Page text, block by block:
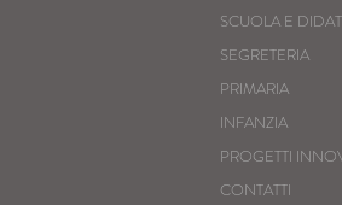
SCUOLA E
SEGRETERIA
PRIMARIA
INFANZIA
PROGETTI
CONTATTI